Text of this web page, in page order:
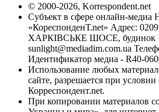
© 2000-2026, Korrespondent.net
Субъект в сфере онлайн-медиа
«КореспонденТ.net» Адрес:
ХАРКІВСЬКЕ ШОСЕ, будинок
sunlight@mediadim.com.ua
Идентификатор медиа - R40-
Использование любых
сайте, разрешается при
Корреспондент.net.
При копировании материалов